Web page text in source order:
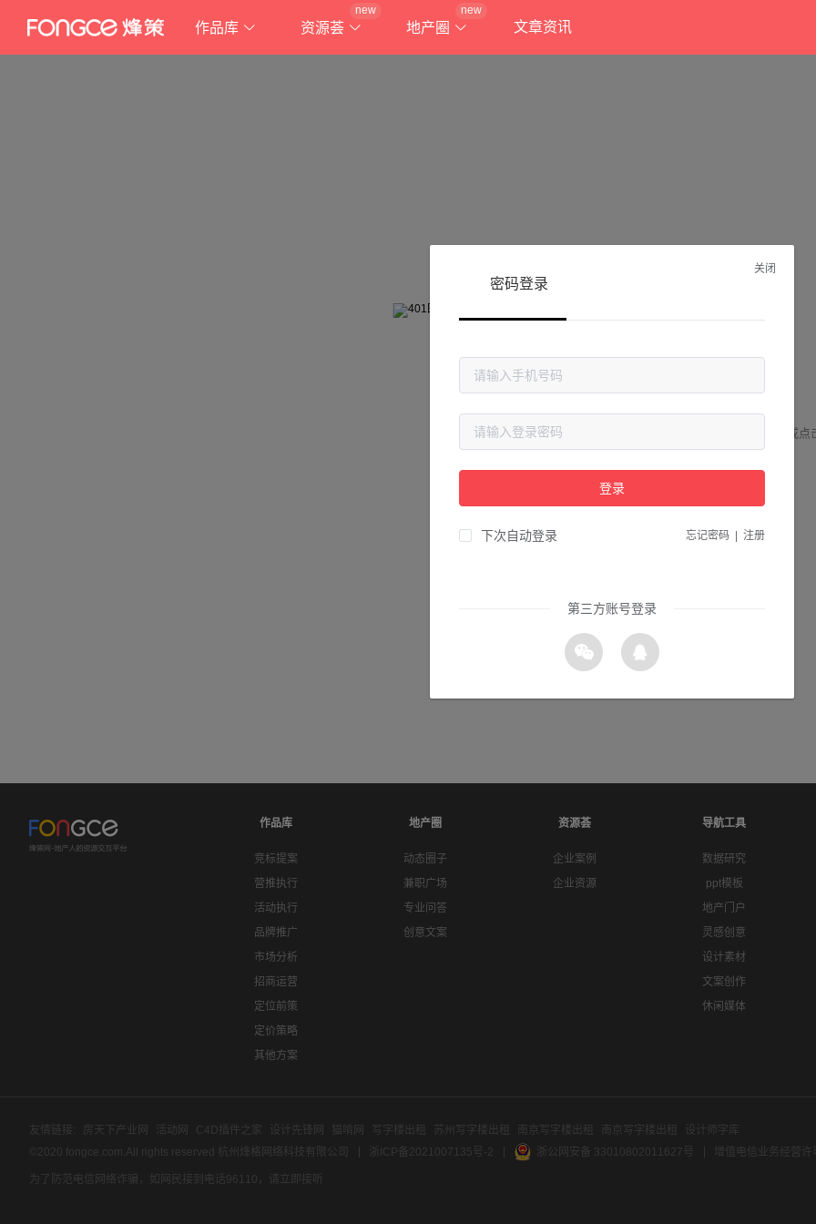
作品库 资源荟
new
地产圈
new
文章资讯
抱歉!
请检查您输入的网址是否正确，或点
作品库
竞标提案
营推执行
活动执行
品牌推广
市场分析
招商运营
定位前策
定价策略
其他方案
地产圈
动态圈子
兼职广场
专业问答
创意文案
资源荟
企业案例
企业资源
导航工具
数据研究
ppt模板
地产门户
灵感创意
设计素材
文案创作
休闲媒体
友情链接: 房天下产业网 活动网 C4D插件之家 设计先锋网 猫啃网 写字楼出租 苏州写字楼出租 南京写字楼出租 南京写字楼出租
设计师字库
©2020 fongce.com.All rights reserved 杭州烽格网络科技有限公司
浙ICP备2021007135号-2 浙公网安备 33010802011627号 增值电信业务经营
为了防范电信网络诈骗，如网民接到电话96110，请立即接听
关闭
密码登录
登录
下次自动登录 忘记密码 注册
第三方账号登录